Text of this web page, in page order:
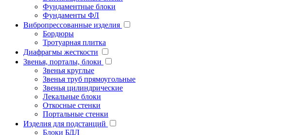
Фундаментные блоки
Фундаменты ФЛ
Вибропрессованные изделия
Бордюры
Тротуарная плитка
Диафрагмы жесткости
Звенья, порталы, блоки
Звенья круглые
Звенья труб прямоугольные
Звенья цилиндрические
Лекальные блоки
Откосные стенки
Портальные стенки
Изделия для подстанций
Блоки БДЛ